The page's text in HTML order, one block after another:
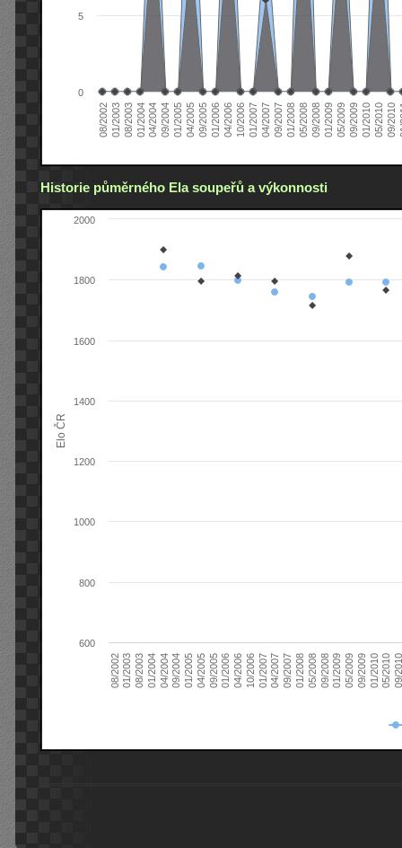
08/200201/200308/200301/200404/200409/200401/200504/200509/200501/200604/200610/200601/200704/200709/200701/200805/200809/200801/200905/200909/200901/201005/201009/2010
0
5
Historie půměrného Ela soupeřů a výkonnosti
Elo ČR
08/200201/200308/200301/200404/200409/200401/200504/200509/200501/200604/200610/200601/200704/200709/200701/200805/200809/200801/200905/200909/200901/201005/201009/
600
800
1000
1200
1400
1600
1800
2000